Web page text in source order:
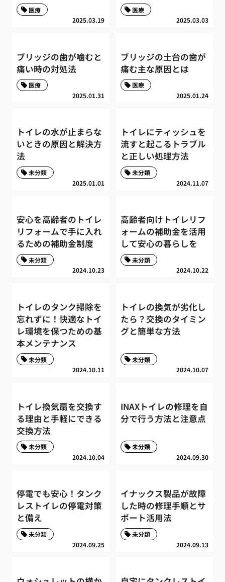
2025.03.19
医療
2025.03.03
医療
ブリッジの歯が噛むと
痛い時の対処法
2025.01.31
医療
ブリッジの土台の歯が
痛む主な原因とは
2025.01.24
医療
トイレの水が止まらな
いときの原因と解決方
法
2025.01.01
未分類
トイレにティッシュを
流すと起こるトラブル
と正しい処理方法
2024.11.07
未分類
安心を高齢者のトイレ
リフォームで手に入れ
るための補助金制度
2024.10.23
未分類
高齢者向けトイレリフ
ォームの補助金を活用
して安心の暮らしを
2024.10.22
未分類
トイレのタンク掃除を
忘れずに！快適なトイ
レ環境を保つための基
本メンテナンス
2024.10.11
未分類
トイレの換気が劣化し
たら？交換のタイミン
グと簡単な方法
2024.10.07
未分類
トイレ換気扇を交換す
る理由と手軽にできる
交換方法
2024.10.04
未分類
INAXトイレの修理を自
分で行う方法と注意点
2024.09.30
未分類
停電でも安心！タンク
レストイレの停電対策
と備え
2024.09.25
未分類
イナックス製品が故障
した時の修理手順とサ
ポート活用法
2024.09.13
未分類